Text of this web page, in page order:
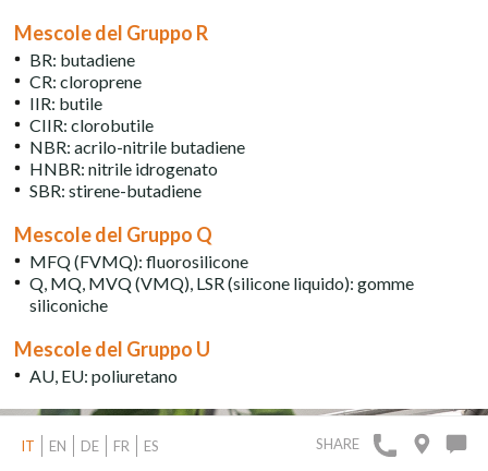
Mescole del Gruppo R
BR: butadiene
CR: cloroprene
IIR: butile
CIIR: clorobutile
NBR: acrilo-nitrile butadiene
HNBR: nitrile idrogenato
SBR: stirene-butadiene
Mescole del Gruppo Q
MFQ (FVMQ): fluorosilicone
Q, MQ, MVQ (VMQ), LSR (silicone liquido): gomme
siliconiche
Mescole del Gruppo U
AU, EU: poliuretano
IT EN DE FR ES SHARE